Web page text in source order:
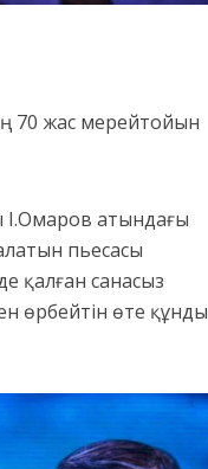
70 жас мерейтойын
І.Омаров атындағы
пьесасы
қалған санасыз
өрбейтін өте құнды